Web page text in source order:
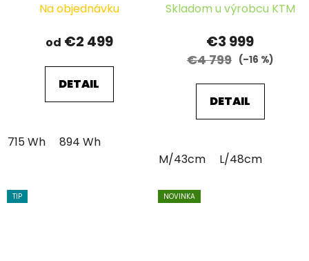
Na objednávku
od €2 499
DETAIL
715 Wh 894 Wh
Skladom u výrobcu KTM
€3 999
€4 799 (–16 %)
DETAIL
M/43cm L/48cm
TIP NOVINKA